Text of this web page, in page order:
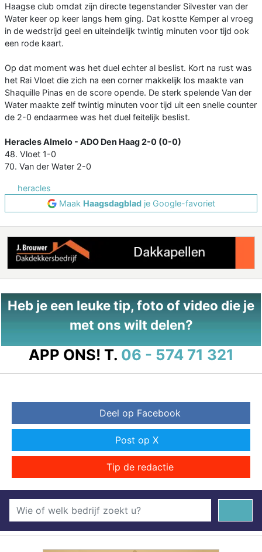
Haagse club omdat zijn directe tegenstander Silvester van der
Water keer op keer langs hem ging. Dat kostte Kemper al vroeg
in de wedstrijd geel en uiteindelijk twintig minuten voor tijd ook
een rode kaart.
Op dat moment was het duel echter al beslist. Kort na rust was
het Rai Vloet die zich na een corner makkelijk los maakte van
Shaquille Pinas en de score opende. De sterk spelende Van der
Water maakte zelf twintig minuten voor tijd uit een snelle counter
de 2-0 endaarmee was het duel feitelijk beslist.
Heracles Almelo - ADO Den Haag 2-0 (0-0)
48. Vloet 1-0
70. Van der Water 2-0
heracles
Maak Haagsdagbladje Google-favoriet
Heb je een leuke tip, foto of video die je
met ons wilt delen?
APP ONS! T. 06 - 574 71 321
Deel op Facebook
Post op X
Tip de redactie